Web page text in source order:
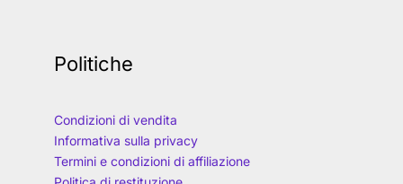
Politiche
Condizioni di vendita
Informativa sulla privacy
Termini e condizioni di affiliazione